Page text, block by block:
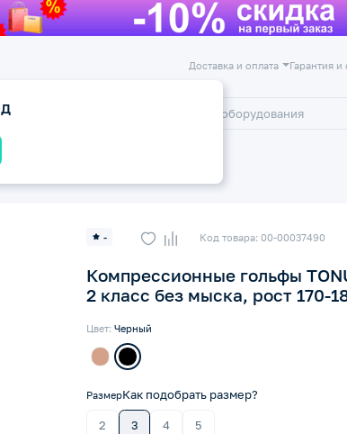
Доставка и оплата Гарантия и
Каталог
- Код товара: 00-00037490
Компрессионные гольфы
2 класс без мыска, рост 170-
Цвет:Черный
РазмерКак подобрать размер?
2 3 4 5